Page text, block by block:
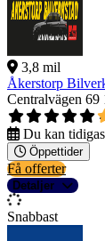
3,8 mil
Åkerstorp
Centralvägen 69
Du kan
Öppettider
Få offerter
Detaljer
Snabbast